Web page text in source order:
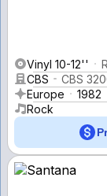
Vinyl 10-12''
CBS
CBS
Europe
1982
Rock